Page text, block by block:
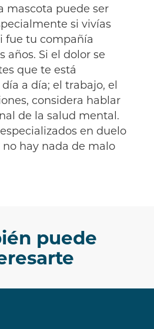
mascota puede ser
si vivías
fue tu compañía
años. Si el dolor se
que te está
a día; el trabajo, el
considera hablar
de la salud mental.
en duelo
no hay nada de malo
puede